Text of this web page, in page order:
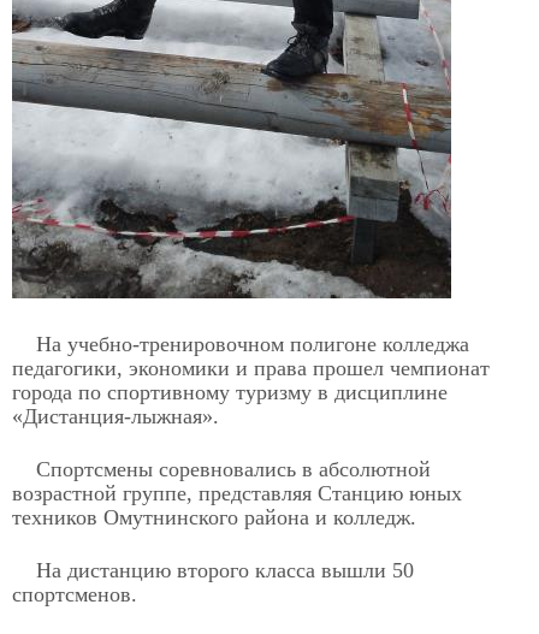
На учебно-тренировочном полигоне колледжа
педагогики, экономики и права прошел чемпионат
города по спортивному туризму в дисциплине
«Дистанция-лыжная».
Спортсмены соревновались в абсолютной
возрастной группе, представляя Станцию юных
техников Омутнинского района и колледж.
На дистанцию второго класса вышли 50
спортсменов.